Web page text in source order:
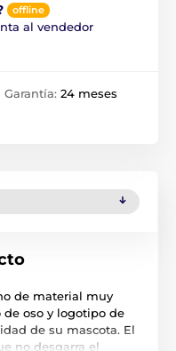
offline
al vendedor
Garantía: 24 meses
de material muy
oso y logotipo de
de su mascota. El
no desgarra el